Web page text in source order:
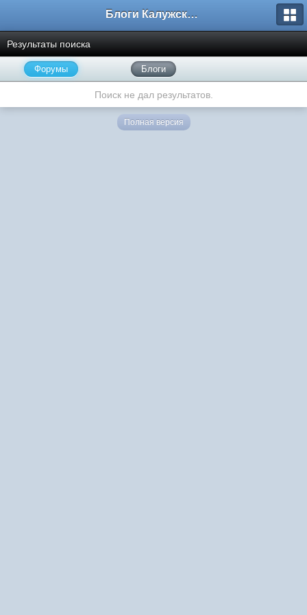
Блоги Калужского перекрестка
Результаты поиска
Форумы Блоги
Поиск не дал результатов.
Полная версия